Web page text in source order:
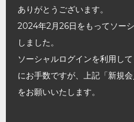
ありがとうございます。
2024年2月26日をもってソー
しました。
ソーシャルログインを利用し
にお手数ですが、上記「新規
をお願いいたします。